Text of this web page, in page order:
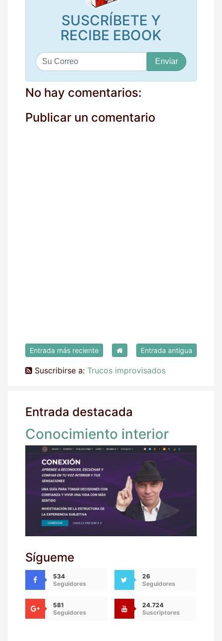
SUSCRÍBETE Y
RECIBE EBOOK
u
c
o
e
No hay comentarios:
Publicar un comentario
Entrada más reciente Entrada antigua
Suscribirse a: Trucos improvisados
Entrada destacada
Conocimiento interior
Sígueme
534
Seguidores
26
Seguidores
581
Seguidores
24.724
Suscriptores